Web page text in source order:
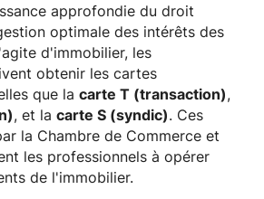
approfondie du droit
optimale des intérêts des
d'immobilier, les
obtenir les cartes
que la carte T (transaction),
, et la carte S (syndic). Ces
la Chambre de Commerce et
les professionnels à opérer
de l'immobilier.